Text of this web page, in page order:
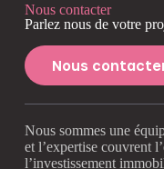
Nous contacter
Parlez nous de votre
Nous
Nous sommes une
et l’expertise couvrent
l’investissement